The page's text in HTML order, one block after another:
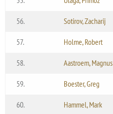
56. Sotirov, Zacharij
57. Holme, Robert
58. Aastroem, Magnus
59. Boester, Greg
60. Hammel, Mark